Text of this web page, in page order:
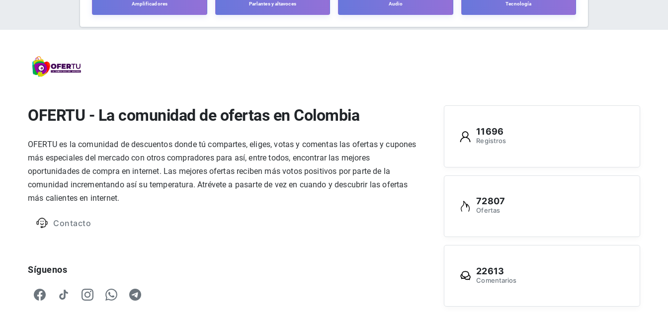
Amplificadores Parlantes y altavoces Audio Tecnología
OFERTU - La comunidad de ofertas en Colombia
OFERTU es la comunidad de descuentos donde tú compartes, eliges, votas y comentas las ofertas y cupones
más especiales del mercado con otros compradores para así, entre todos, encontrar las mejores
oportunidades de compra en internet. Las mejores ofertas reciben más votos positivos por parte de la
comunidad incrementando así su temperatura. Atrévete a pasarte de vez en cuando y descubrir las ofertas
más calientes en internet.
Contacto
Síguenos
11696
Registros
72807
Ofertas
22613
Comentarios